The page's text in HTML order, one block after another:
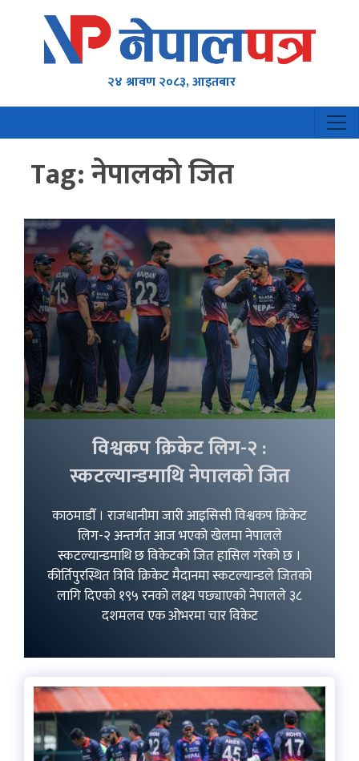
२४ श्रावण २०८३, आइतबार
Tag:नेपालको जित
विश्वकप क्रिकेट लिग-२ :
स्कटल्यान्डमाथि नेपालको जित
काठमाडौँ । राजधानीमा जारी आइसिसी विश्वकप क्रिकेट
लिग-२ अन्तर्गत आज भएको खेलमा नेपालले
स्कटल्यान्डमाथि छ विकेटको जित हासिल गरेको छ ।
कीर्तिपुरस्थित त्रिवि क्रिकेट मैदानमा स्कटल्यान्डले जितको
लागि दिएको १९५ रनको लक्ष्य पछ्याएको नेपालले ३८
दशमलव एक ओभरमा चार विकेट